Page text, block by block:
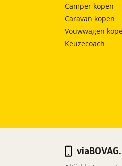
Camper kopen
Caravan kopen
Vouwwagen
Keuzecoach